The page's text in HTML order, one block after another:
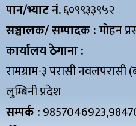
पान/भ्याट नं.६०९९३३९५२
सञ्चालक/ सम्पादक :मोहन
कार्यालय ठेगाना :
रामग्राम-३ परासी नवलपरासी
लुम्बिनी प्रदेश
सम्पर्क :